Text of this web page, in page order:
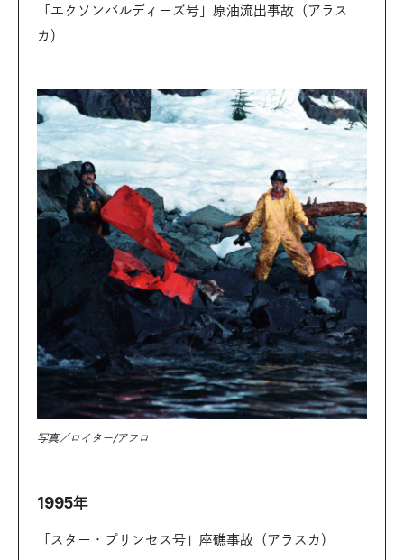
「エクソンバルディーズ号」原油流出事故（アラス
カ）
写真／ロイター/アフロ
1995年
「スター・プリンセス号」座礁事故（アラスカ）